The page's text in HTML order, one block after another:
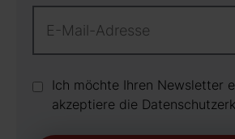
Ich möchte Ihren Newsletter
akzeptiere die